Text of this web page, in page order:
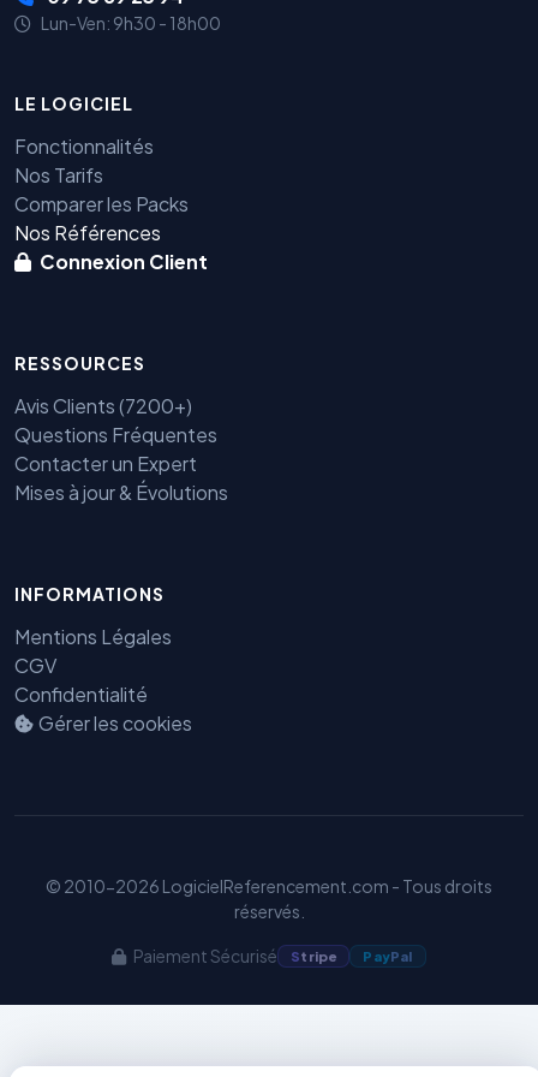
Lun-Ven: 9h30 - 18h00
LE LOGICIEL
Fonctionnalités
Nos Tarifs
Comparer les Packs
Nos Références
Connexion Client
RESSOURCES
Avis Clients (7200+)
Questions Fréquentes
Contacter un Expert
Mises à jour & Évolutions
INFORMATIONS
Mentions Légales
CGV
Confidentialité
Gérer les cookies
© 2010-2026 LogicielReferencement.com - Tous droits
réservés.
Paiement Sécurisé Stripe PayPal